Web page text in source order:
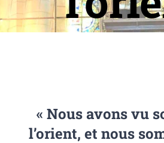
« Nous avons vu
l’orient, et nous